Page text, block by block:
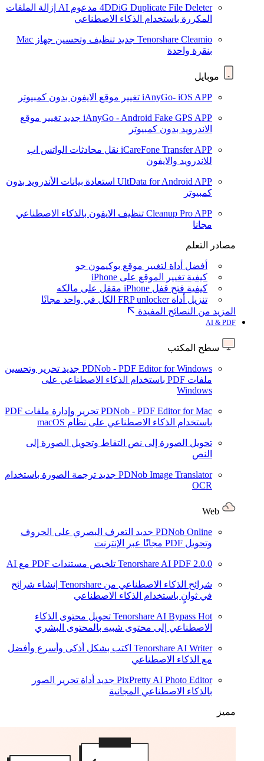
4DDiG Duplicate File Deleter مدعوم AI
إزالة الملفات
المكررة باستخدام الذكاء الاصطناعي
Tenorshare Cleamio جديد
تنظيف وتحسين جهاز Mac
بنقرة واحدة
موبايل
iAnyGo- iOS APP تغيير موقع الايفون بدون كمبيوتر
iAnyGo - Android Fake GPS APP جديد تغيير موقع
الاندرويد بدون كمبيوتر
iCareFone Transfer APP نقل محادثات الواتس اب
للاندرويد والايفون
UltData for Android APP استعادة بيانات الأندرويد بدون
كمبيوتر
Cleanup Pro APP تنظيف الايفون بالذكاء الاصطناعي
مجانا
مصادر التعلم
أفضل أداة لتغيير موقع بوكيمون جو
كيفية تغيير الموقع على iPhone
كيفية فتح قفل iPhone مقفل على مالكه
تنزيل أداة FRP unlocker الكل في واحد مجانًا
المزيد من النصائح المفيدة
AI & PDF
سطح المكتب
PDNob - PDF Editor for Windows جديد تحرير وتحسين
ملفات PDF باستخدام الذكاء الاصطناعي على
Windows
PDNob - PDF Editor for Mac
تحرير وإدارة ملفات PDF
باستخدام الذكاء الاصطناعي على نظام macOS
تحويل الصورة إلى نص التقاط وتحويل الصورة إلى
النص
PDNob Image Translator جديد ترجمة الصورة باستخدام
OCR
PDNob Online جديد التعرف البصري على الحروف
وتحويل PDF مجانًا عبر الإنترنت
Tenorshare AI PDF 2.0.0 تلخيص مستندات PDF مع AI
شرائح الذكاء الاصطناعي من Tenorshare
إنشاء شرائح
في ثوانٍ باستخدام الذكاء الاصطناعي
Tenorshare AI Bypass Hot
تحويل محتوى الذكاء
الاصطناعي إلى محتوى شبيه بالمحتوى البشري
Tenorshare AI Writer اكتب بشكل أذكى وأسرع وأفضل
مع الذكاء الاصطناعي
PixPretty AI Photo Editor جديد أداة تحرير الصور
بالذكاء الاصطناعي المجانية
مميز